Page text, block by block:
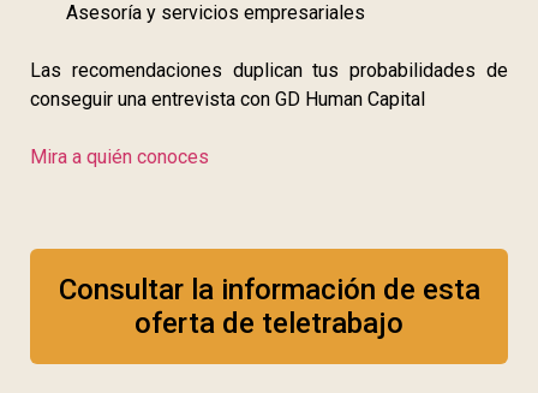
Asesoría y servicios empresariales
Las recomendaciones duplican tus probabilidades de
conseguir una entrevista con GD Human Capital
Mira a quién conoces
Consultar la información de esta
oferta de teletrabajo